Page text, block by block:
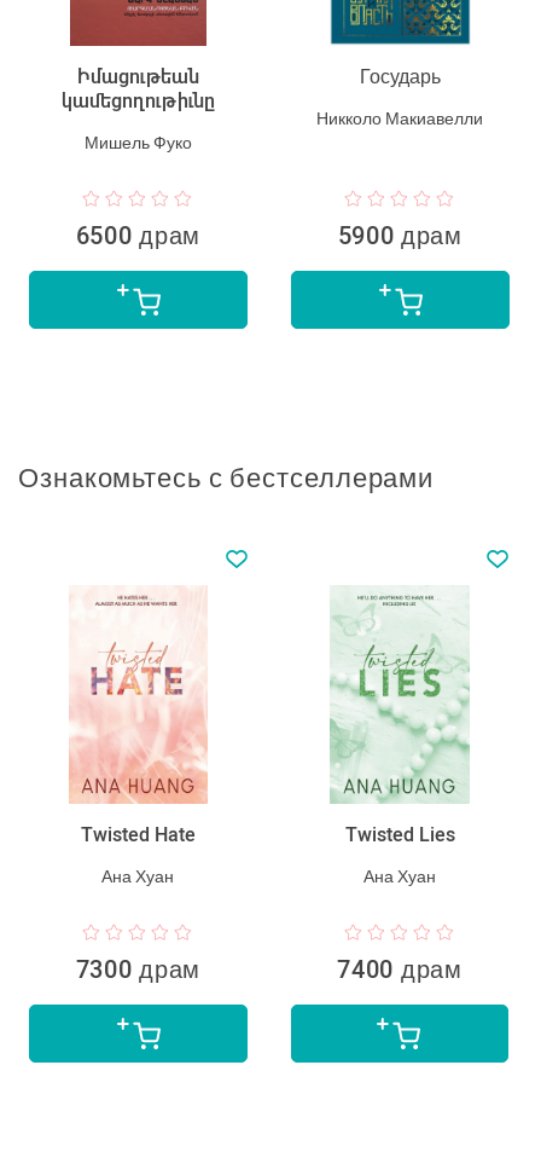
Իմացութեան
կամեցողութիւնը
Мишель Фуко
6500 драм
Государь
Никколо Макиавелли
5900 драм
Ознакомьтесь с бестселлерами
Twisted Hate
Ана Хуан
7300 драм
Twisted Lies
Ана Хуан
7400 драм